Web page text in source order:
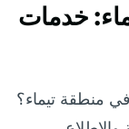
خدمات
في منطقة تيماء؟